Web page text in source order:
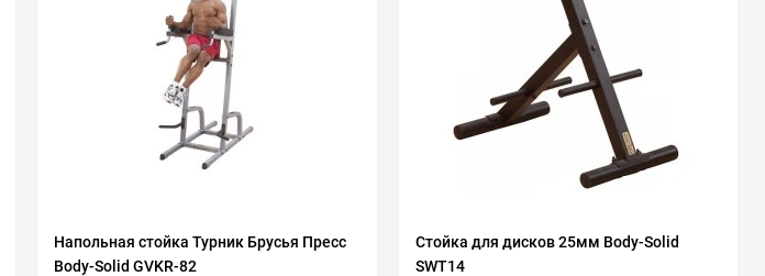
Напольная стойка Турник Брусья Пресс
Body-Solid GVKR-82
Стойка для дисков 25мм Body-Solid
SWT14